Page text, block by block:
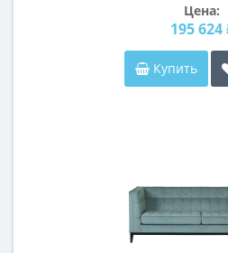
Цена:
195 624
Купить